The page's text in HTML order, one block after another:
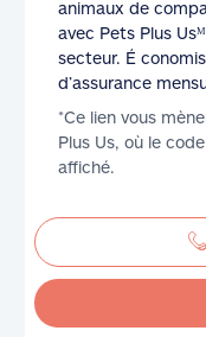
animaux de
avec Pets Plus
secteur. É
d’assurance
*Ce lien vous
Plus Us, où le
affiché.